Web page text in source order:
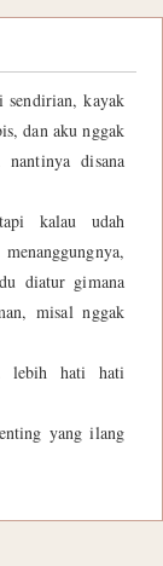
sendirian, kayak
dan aku nggak
disana
kalau udah
diatur gimana
misal nggak
lebih hati hati
yang ilang